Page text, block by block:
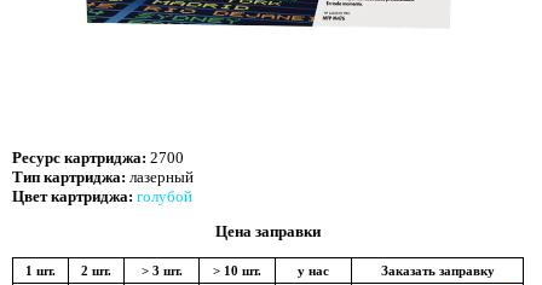
Ресурс картриджа: 2700
Тип картриджа: лазерный
Цвет картриджа: голубой
Цена заправки
1 шт. 2 шт. > 3 шт. > 10 шт. у нас
Заказать заправку